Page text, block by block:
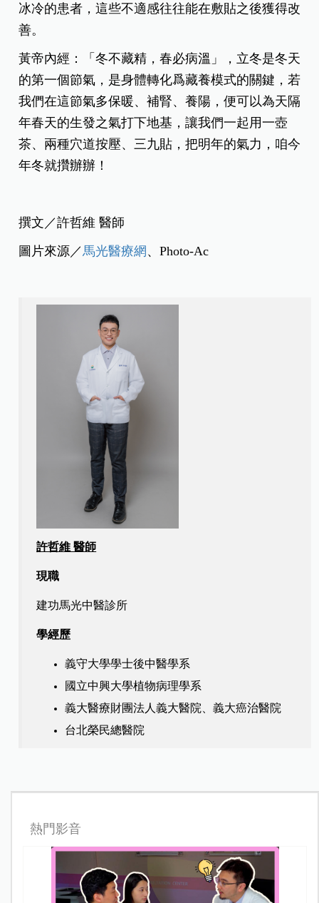
冰冷的患者，這些不適感往往能在敷貼之後獲得改
善。
黃帝內經：「冬不藏精，春必病溫」，立冬是冬天
的第一個節氣，是身體轉化爲藏養模式的關鍵，若
我們在這節氣多保暖、補腎、養陽，便可以為天隔
年春天的生發之氣打下地基，讓我們一起用一壺
茶、兩種穴道按壓、三九貼，把明年的氣力，咱今
年冬就攢辦辦！
撰文／許哲維 醫師
圖片來源／ 馬光醫療網、Photo-Ac
許哲維 醫師
現職
建功馬光中醫診所
學經歷
義守大學學士後中醫學系
國立中興大學植物病理學系
義大醫療財團法人義大醫院、義大癌治醫院
台北榮民總醫院
熱門影音